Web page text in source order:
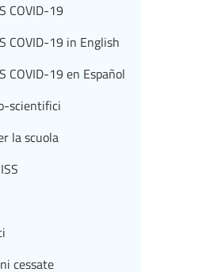
COVID-19
COVID-19 in English
COVID-19 en Español
scientifici
la scuola
cessate